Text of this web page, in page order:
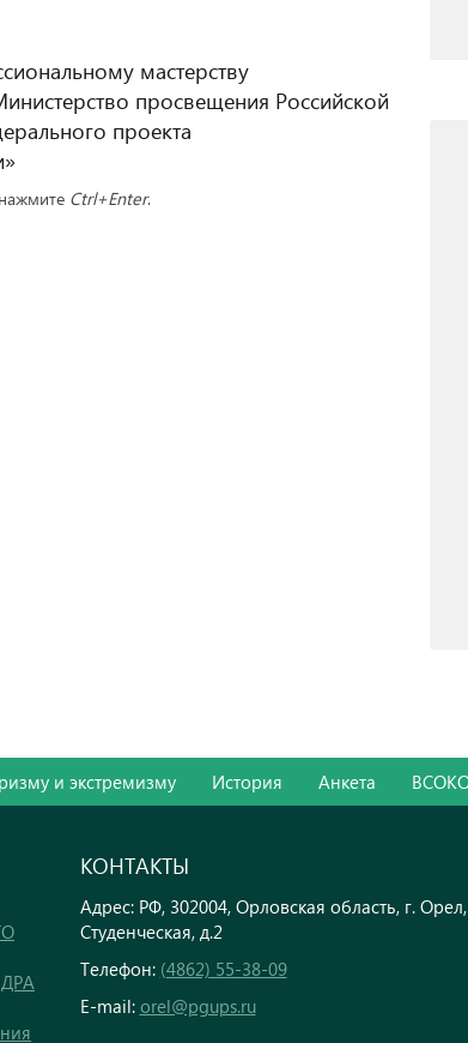
мастерству
просвещения Российской
проекта
Ctrl+Enter.
и экстремизму История Анкета
КОНТАКТЫ
Адрес: РФ, 302004, Орловская область, г.
Студенческая, д.2
Телефон: (4862) 55-38-09
E-mail: orel@pgups.ru